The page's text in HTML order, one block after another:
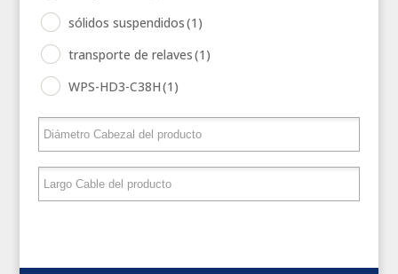
sólidos suspendidos(1)
transporte de relaves(1)
WPS-HD3-C38H(1)